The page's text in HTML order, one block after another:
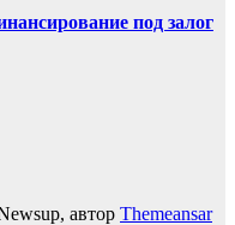
под залог
автор Themeansar